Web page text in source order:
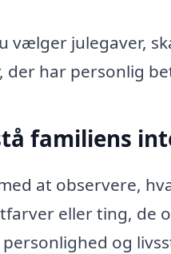
vælger julegaver,
der har personlig
familiens
at observere,
eller ting, de
og